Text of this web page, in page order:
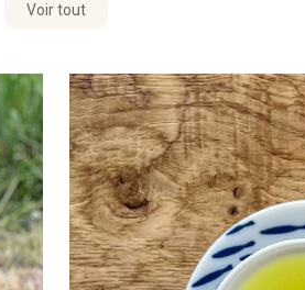
Voir tout